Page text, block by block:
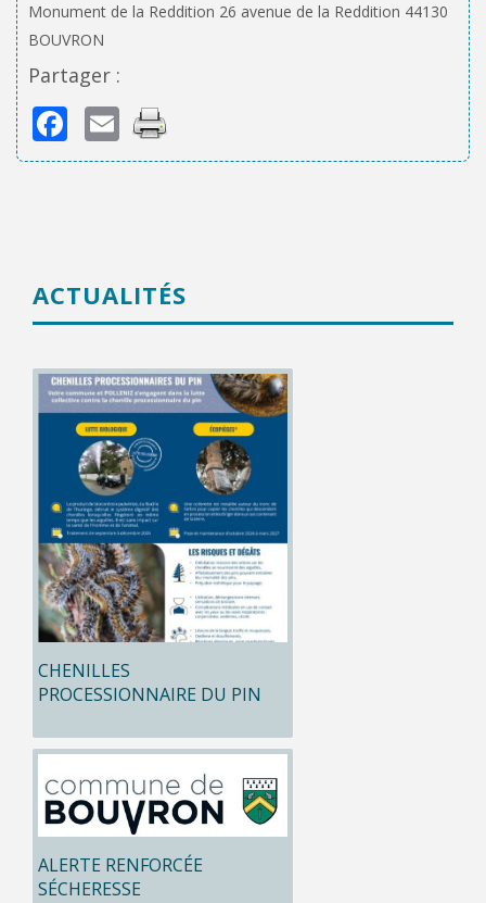
Monument de la Reddition 26 avenue de la Reddition 44130
BOUVRON
Partager :
Facebook
Email
ACTUALITÉS
CHENILLES
PROCESSIONNAIRE DU PIN
ALERTE RENFORCÉE
SÉCHERESSE